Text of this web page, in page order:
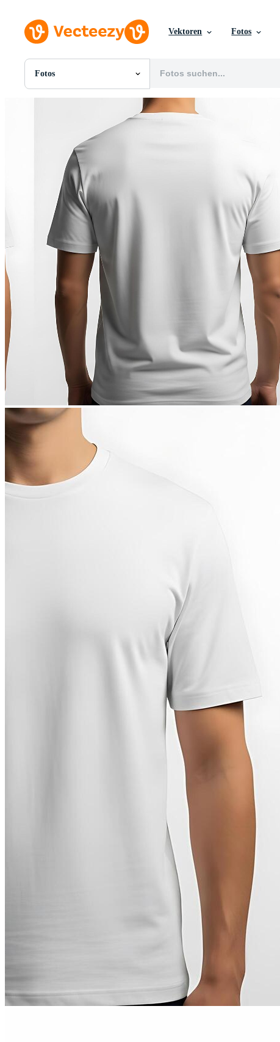
Vektoren Fotos
Fotos
Alle Bilder
Vorlagen
Vektoren
Videos
Motion Graphics
Redaktionelle Bilder
Redaktionelle Ereignisse